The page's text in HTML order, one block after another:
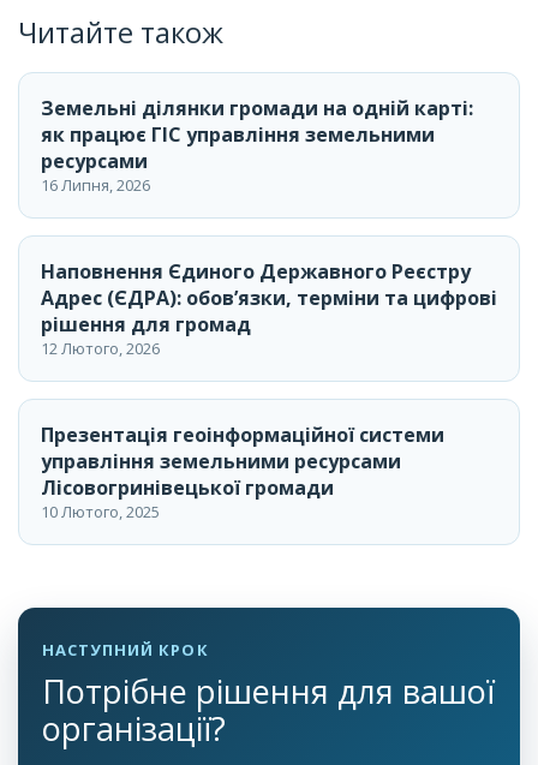
Читайте також
Земельні ділянки громади на одній карті:
як працює ГІС управління земельними
ресурсами
16 Липня, 2026
Наповнення Єдиного Державного Реєстру
Адрес (ЄДРА): обов’язки, терміни та цифрові
рішення для громад
12 Лютого, 2026
Презентація геоінформаційної системи
управління земельними ресурсами
Лісовогринівецької громади
10 Лютого, 2025
НАСТУПНИЙ КРОК
Потрібне рішення для вашої
організації?